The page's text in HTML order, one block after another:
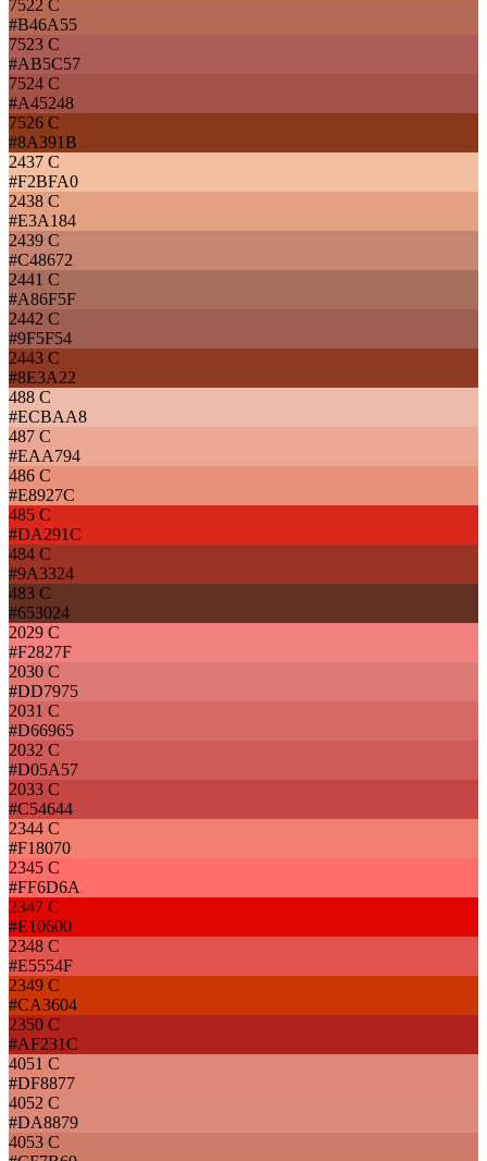
7522 C
#B46A55
7523 C
#AB5C57
7524 C
#A45248
7526 C
#8A391B
2437 C
#F2BFA0
2438 C
#E3A184
2439 C
#C48672
2441 C
#A86F5F
2442 C
#9F5F54
2443 C
#8E3A22
488 C
#ECBAA8
487 C
#EAA794
486 C
#E8927C
485 C
#DA291C
484 C
#9A3324
483 C
#653024
2029 C
#F2827F
2030 C
#DD7975
2031 C
#D66965
2032 C
#D05A57
2033 C
#C54644
2344 C
#F18070
2345 C
#FF6D6A
2347 C
#E10600
2348 C
#E5554F
2349 C
#CA3604
2350 C
#AF231C
4051 C
#DF8877
4052 C
#DA8879
4053 C